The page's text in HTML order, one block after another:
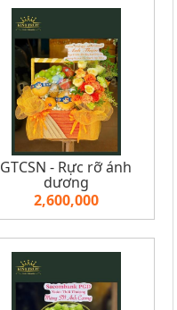
GTCSN - Rực rỡ ánh
dương
2,600,000